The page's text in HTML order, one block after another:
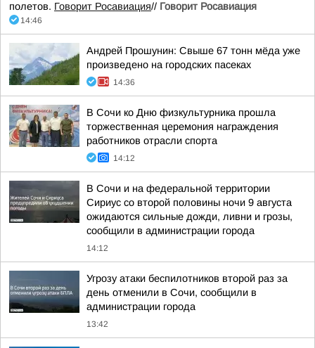
полетов. Говорит Росавиация// Говорит Росавиация
14:46
Андрей Прошунин: Свыше 67 тонн мёда уже
произведено на городских пасеках
14:36
В Сочи ко Дню физкультурника прошла
торжественная церемония награждения
работников отрасли спорта
14:12
В Сочи и на федеральной территории
Сириус со второй половины ночи 9 августа
ожидаются сильные дожди, ливни и грозы,
сообщили в администрации города
14:12
Угрозу атаки беспилотников второй раз за
день отменили в Сочи, сообщили в
администрации города
13:42